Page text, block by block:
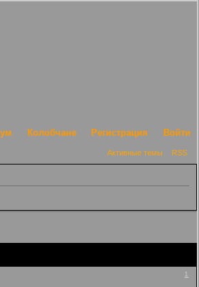
Колобчане Регистрация Войти
Активные темы RSS
1